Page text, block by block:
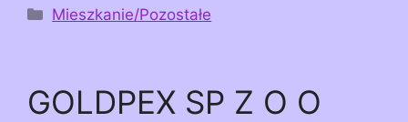
Kategorie
Mieszkanie/Pozostałe
GOLDPEX SP Z O O